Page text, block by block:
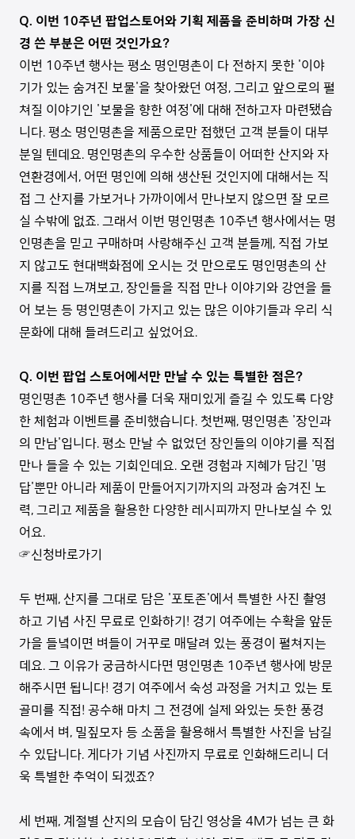
Q. 이번 10주년 팝업스토어와 기획 제품을 준비하며 가장 신
경 쓴 부분은 어떤 것인가요?
이번 10주년 행사는 평소 명인명촌이 다 전하지 못한 '이야
기가 있는 숨겨진 보물'을 찾아왔던 여정, 그리고 앞으로의 펼
쳐질 이야기인 '보물을 향한 여정'에 대해 전하고자 마련됐습
니다. 평소 명인명촌을 제품으로만 접했던 고객 분들이 대부
분일 텐데요. 명인명촌의 우수한 상품들이 어떠한 산지와 자
연환경에서, 어떤 명인에 의해 생산된 것인지에 대해서는 직
접 그 산지를 가보거나 가까이에서 만나보지 않으면 잘 모르
실 수밖에 없죠. 그래서 이번 명인명촌 10주년 행사에서는 명
인명촌을 믿고 구매하며 사랑해주신 고객 분들께, 직접 가보
지 않고도 현대백화점에 오시는 것 만으로도 명인명촌의 산
지를 직접 느껴보고, 장인들을 직접 만나 이야기와 강연을 들
어 보는 등 명인명촌이 가지고 있는 많은 이야기들과 우리 식
문화에 대해 들려드리고 싶었어요.
Q. 이번 팝업 스토어에서만 만날 수 있는 특별한 점은?
명인명촌 10주년 행사를 더욱 재미있게 즐길 수 있도록 다양
한 체험과 이벤트를 준비했습니다. 첫번째, 명인명촌 '장인과
의 만남'입니다. 평소 만날 수 없었던 장인들의 이야기를 직접
만나 들을 수 있는 기회인데요. 오랜 경험과 지혜가 담긴 '명
답'뿐만 아니라 제품이 만들어지기까지의 과정과 숨겨진 노
력, 그리고 제품을 활용한 다양한 레시피까지 만나보실 수 있
어요.
☞신청바로가기
두 번째, 산지를 그대로 담은 '포토존'에서 특별한 사진 촬영
하고 기념 사진 무료로 인화하기! 경기 여주에는 수확을 앞둔
가을 들녘이면 벼들이 거꾸로 매달려 있는 풍경이 펼쳐지는
데요. 그 이유가 궁금하시다면 명인명촌 10주년 행사에 방문
해주시면 됩니다! 경기 여주에서 숙성 과정을 거치고 있는 토
골미를 직접! 공수해 마치 그 전경에 실제 와있는 듯한 풍경
속에서 벼, 밀짚모자 등 소품을 활용해서 특별한 사진을 남길
수 있답니다. 게다가 기념 사진까지 무료로 인화해드리니 더
욱 특별한 추억이 되겠죠?
세 번째, 계절별 산지의 모습이 담긴 영상을 4M가 넘는 큰 화